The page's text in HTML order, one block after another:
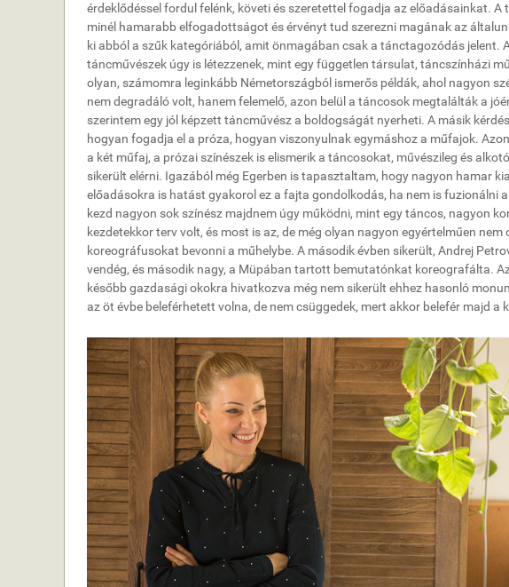
érdeklődéssel fordul felénk, követi és szeretettel fogadja az előadásainkat.
minél hamarabb elfogadottságot és érvényt tud szerezni magának az
ki abból a szűk kategóriából, amit önmagában csak a tánctagozódás jelent.
táncművészek úgy is létezzenek, mint egy független társulat, táncszínházi
olyan, számomra leginkább Németországból ismerős példák, ahol nagyon
nem degradáló volt, hanem felemelő, azon belül a táncosok megtalálták a
szerintem egy jól képzett táncművész a boldogságát nyerheti. A másik
hogyan fogadja el a próza, hogyan viszonyulnak egymáshoz a műfajok.
a két műfaj, a prózai színészek is elismerik a táncosokat, művészileg és
sikerült elérni. Igazából még Egerben is tapasztaltam, hogy nagyon hamar
előadásokra is hatást gyakorol ez a fajta gondolkodás, ha nem is fuzionálni
kezd nagyon sok színész majdnem úgy működni, mint egy táncos, nagyon
kezdetekkor terv volt, és most is az, de még olyan nagyon egyértelműen
koreográfusokat bevonni a műhelybe. A második évben sikerült, Andrej
vendég, és második nagy, a Müpában tartott bemutatónkat koreografálta.
később gazdasági okokra hivatkozva még nem sikerült ehhez hasonló
az öt évbe beleférhetett volna, de nem csüggedek, mert akkor belefér majd a